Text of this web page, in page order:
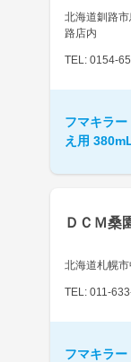
北海道釧路
路店内
TEL: 0154-
フマキラ
え用
ＤＣＭ桑
北海道札幌
TEL: 011-
フマキラ